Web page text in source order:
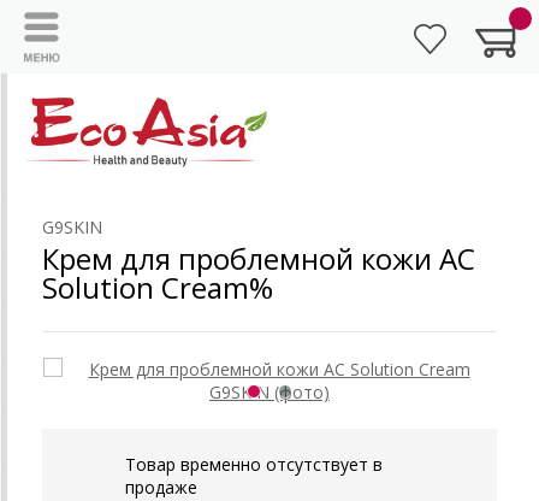
G9SKIN
Крем для проблемной кожи AC
Solution Cream%
Товар временно отсутствует в
продаже